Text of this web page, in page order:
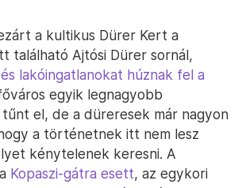
a kultikus Dürer Kert a
található Ajtósi Dürer sornál,
lakóingatlanokat húznak fel a
egyik legnagyobb
el, de a düreresek már nagyon
a történetnek itt nem lesz
kénytelenek keresni. A
Kopaszi-gátra esett, az egykori